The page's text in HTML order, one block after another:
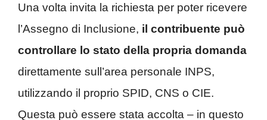
Una volta invita la richiesta per poter ricevere
l’Assegno di Inclusione, il contribuente può
controllare lo stato della propria domanda
direttamente sull’area personale INPS,
utilizzando il proprio SPID, CNS o CIE.
Questa può essere stata accolta – in questo